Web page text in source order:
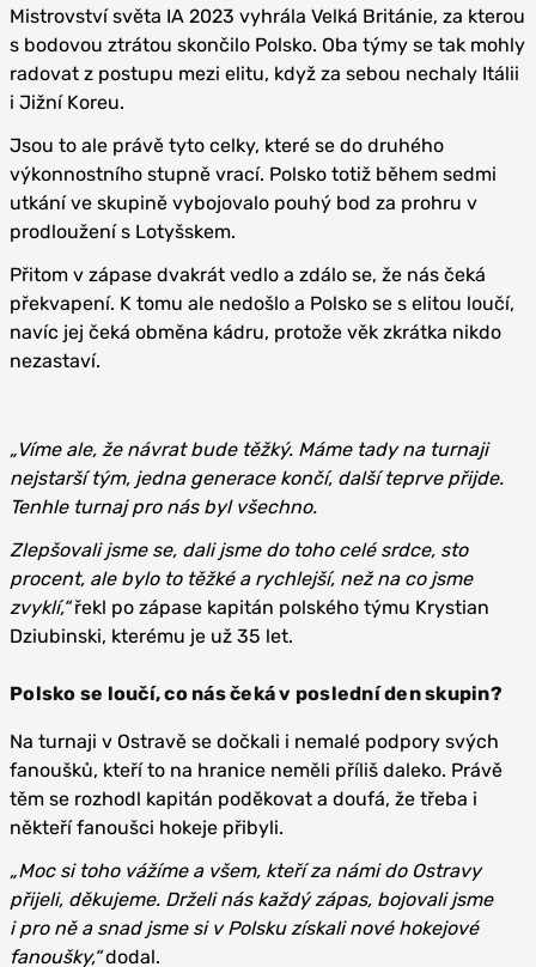
Mistrovství světa IA 2023 vyhrála Velká Británie, za kterou
s bodovou ztrátou skončilo Polsko. Oba týmy se tak mohly
radovat z postupu mezi elitu, když za sebou nechaly Itálii
i Jižní Koreu.
Jsou to ale právě tyto celky, které se do druhého
výkonnostního stupně vrací. Polsko totiž během sedmi
utkání ve skupině vybojovalo pouhý bod za prohru v
prodloužení s Lotyšskem.
Přitom v zápase dvakrát vedlo a zdálo se, že nás čeká
překvapení. K tomu ale nedošlo a Polsko se s elitou loučí,
navíc jej čeká obměna kádru, protože věk zkrátka nikdo
nezastaví.
„Víme ale, že návrat bude těžký. Máme tady na turnaji
nejstarší tým, jedna generace končí, další teprve přijde.
Tenhle turnaj pro nás byl všechno.
Zlepšovali jsme se, dali jsme do toho celé srdce, sto
procent, ale bylo to těžké a rychlejší, než na co jsme
zvyklí,“řekl po zápase kapitán polského týmu Krystian
Dziubinski, kterému je už 35 let.
Polsko se loučí, co nás čeká v poslední den skupin?
Na turnaji v Ostravě se dočkali i nemalé podpory svých
fanoušků, kteří to na hranice neměli příliš daleko. Právě
těm se rozhodl kapitán poděkovat a doufá, že třeba i
někteří fanoušci hokeje přibyli.
„Moc si toho vážíme a všem, kteří za námi do Ostravy
přijeli, děkujeme. Drželi nás každý zápas, bojovali jsme
i pro ně a snad jsme si v Polsku získali nové hokejové
fanoušky,“dodal.